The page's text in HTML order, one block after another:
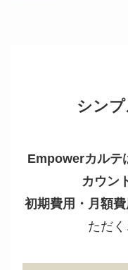
シン
Empowerカルテ
カウン
初期費用・月額
ただく